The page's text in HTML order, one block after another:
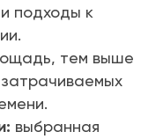
подходы к
тем выше
выбранная